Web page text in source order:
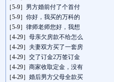
［5-9］ 男方婚前付了个首付
［5-9］ 你好，我买的万科的
［5-9］ 律师老师您好，我想
［4-29］ 母亲欠房款不给怎么
［4-29］ 夫妻双方买了一套房
［4-29］ 交了订金2万签订金
［4-29］ 商家收取定金，没有
［4-29］ 婚后男方父母全款买